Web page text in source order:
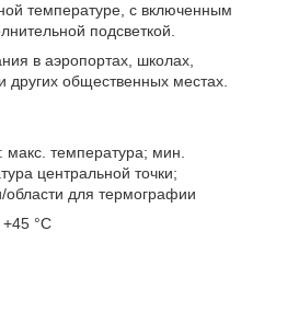
температуре, с включенным
подсветкой.
в аэропортах, школах,
других общественных местах.
температура; мин.
центральной точки;
области для термографии
°C